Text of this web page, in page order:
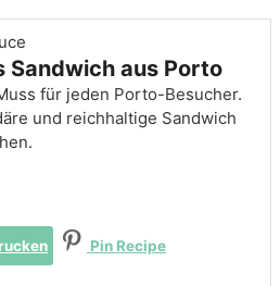
Sandwich aus Porto
für jeden Porto-Besucher.
und reichhaltige Sandwich
Pin Recipe